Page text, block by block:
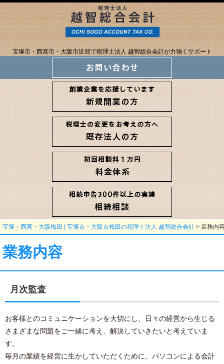
宝塚市・西宮市・大阪市近郊で税理士法人 越智総合会計が力強くサポート
宝塚・西宮・大阪梅田 | 宝塚市・大阪市梅田の税理士法人 越智総合会計 > 業務内
業務内容
月次監査
お客様とのコミュニケーションを大切にし、日々の経営から生じる
さまざまな問題をご一緒に考え、解決していきたいと考えていま
す。
毎月の業績を経営に生かしていただくために、パソコンによる会計